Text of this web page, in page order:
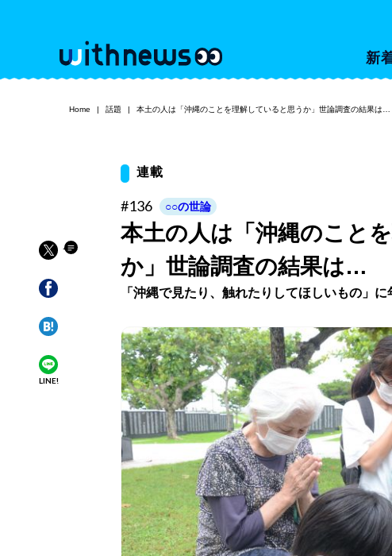
新
Home 話題 本土の人は「沖縄のことを理解していると思うか」世論調査の結果は…
LINE!
連載
#136 ○○の世論
本土の人は「沖縄のこと
か」世論調査の結果は…
「沖縄で見たり、触れたりしてほしいもの」に